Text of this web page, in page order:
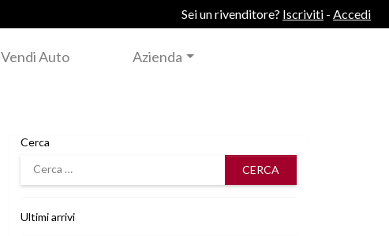
Sei un rivenditore? Iscriviti - Accedi
Vendi Auto Azienda
Cerca
Cerca
Ultimi arrivi